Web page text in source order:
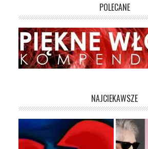
POLECANE
NAJCIEKAWSZE